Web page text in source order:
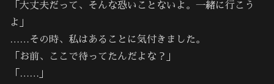
「大丈夫だって、そんな恐いことないよ。一緒に行こう
よ」
……その時、私はあることに気付きました。
「お前、ここで待ってたんだよな？」
「……」